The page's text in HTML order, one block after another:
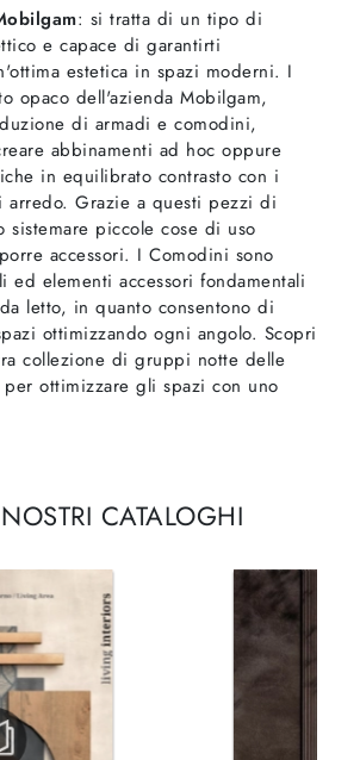
: si tratta di un tipo di
e capace di garantirti
estetica in spazi moderni. I
opaco dell'azienda Mobilgam,
di armadi e comodini,
abbinamenti ad hoc oppure
in equilibrato contrasto con i
arredo. Grazie a questi pezzi di
sistemare piccole cose di uso
accessori. I Comodini sono
ed elementi accessori fondamentali
letto, in quanto consentono di
ottimizzando ogni angolo. Scopri
collezione di gruppi notte delle
ottimizzare gli spazi con uno
CATALOGHI